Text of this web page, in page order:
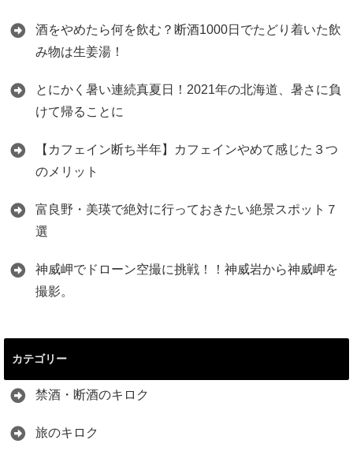
酒をやめたら何を飲む？断酒1000日でたどり着いた飲
み物は生姜湯！
とにかく暑い連続真夏日！2021年の北海道、暑さに負
けて帰ることに
【カフェイン断ち半年】カフェインやめて感じた３つ
のメリット
富良野・美瑛で絶対に行っておきたい絶景スポット７
選
神威岬でドローン空撮に挑戦！！神威岩から神威岬を
撮影。
カテゴリー
禁酒・断酒のキロク
旅のキロク